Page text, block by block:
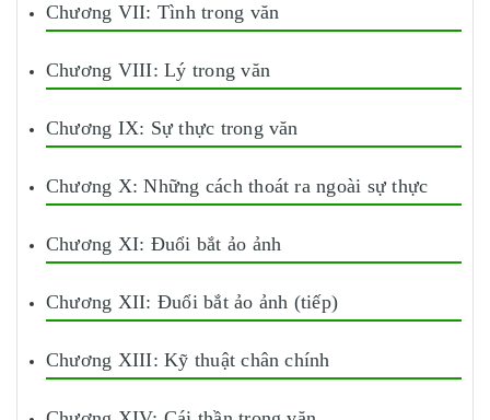
Chương VII: Tình trong văn
Chương VIII: Lý trong văn
Chương IX: Sự thực trong văn
Chương X: Những cách thoát ra ngoài sự thực
Chương XI: Đuổi bắt ảo ảnh
Chương XII: Đuổi bắt ảo ảnh (tiếp)
Chương XIII: Kỹ thuật chân chính